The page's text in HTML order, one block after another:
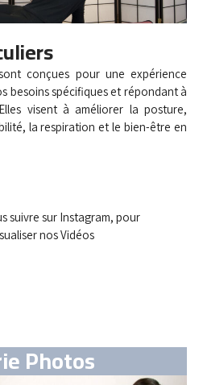
conçues pour une expérience
besoins spécifiques et répondant à
visent à améliorer la posture,
la respiration et le bien-être en
suivre sur Instagram, pour
nos Vidéos
Photos